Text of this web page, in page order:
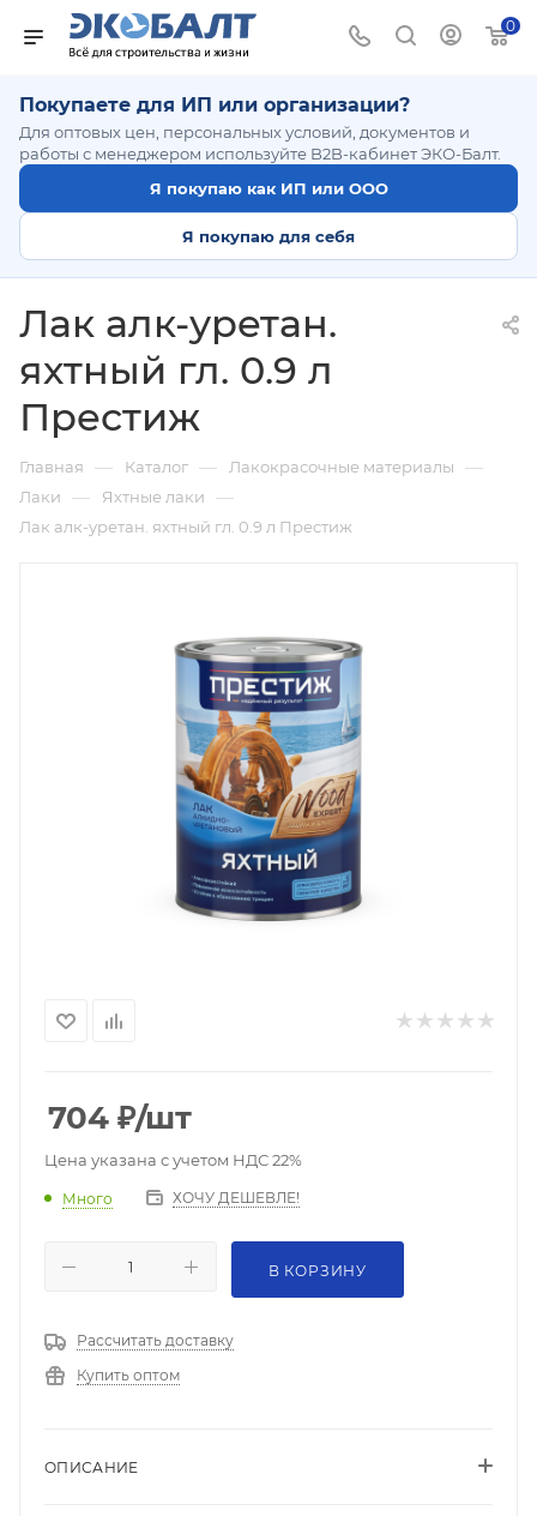
0
Покупаете для ИП или организации?
Для оптовых цен, персональных условий, документов и
работы с менеджером используйте B2B-кабинет ЭКО-Балт.
Я покупаю как ИП или ООО
Я покупаю для себя
Лак алк-уретан.
яхтный гл. 0.9 л
Престиж
Главная — Каталог — Лакокрасочные материалы —
Лаки — Яхтные лаки —
Лак алк-уретан. яхтный гл. 0.9 л Престиж
704 ₽/шт
Цена указана с учетом НДС 22%
Много ХОЧУ ДЕШЕВЛЕ!
В КОРЗИНУ
Рассчитать доставку
Купить оптом
ОПИСАНИЕ